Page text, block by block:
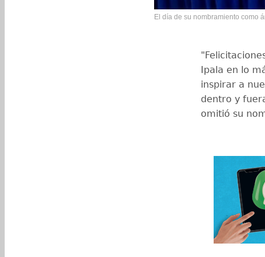
El día de su nombramiento como
Ipala en lo
inspirar a
dentro y
omitió su